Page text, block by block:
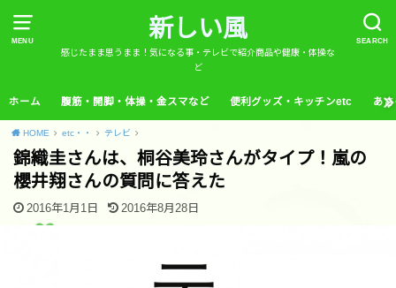
MENU SEARCH
新しい風
感じたまま思うまま！気になる事・テレビで紹介商品や健康・体操な
ど
ホーム 腹筋・開脚・体操・金スマなど 便利グッズ・キッチンetc あ
HOME etc・・ テレビ
錦織圭さんは、桐谷美玲さんがタイプ！嵐の
櫻井翔さんの質問に答えた
2016年1月1日 2016年8月28日